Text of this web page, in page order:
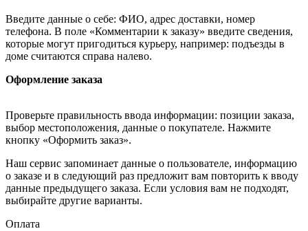
Введите данные о себе: ФИО, адрес доставки, номер
телефона. В поле «Комментарии к заказу» введите сведения,
которые могут пригодиться курьеру, например: подъезды в
доме считаются справа налево.
Оформление заказа
Проверьте правильность ввода информации: позиции заказа,
выбор местоположения, данные о покупателе. Нажмите
кнопку «Оформить заказ».
Наш сервис запоминает данные о пользователе, информацию
о заказе и в следующий раз предложит вам повторить к вводу
данные предыдущего заказа. Если условия вам не подходят,
выбирайте другие варианты.
Оплата